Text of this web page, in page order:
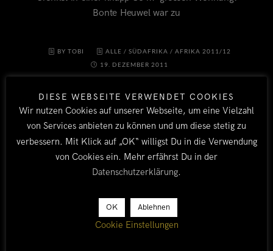
Bonte Heuwel war zu
BY TOBI ALLE /SÜDAFRIKA /AFRIKA 2011/12
19. DEZEMBER 2011
LÄNDER
DIESE WEBSEITE VERWENDET COOKIES
Wir nutzen Cookies auf unserer Webseite, um eine Vielzahl
von Services anbieten zu können und um diese stetig zu
verbessern. Mit Klick auf „OK“ willigst Du in die Verwendung
von Cookies ein. Mehr erfährst Du in der
Datenschutzerklärung.
OK Ablehnen
Cookie Einstellungen